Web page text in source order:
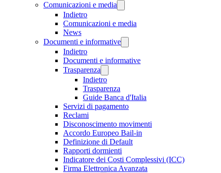
Comunicazioni e media
Indietro
Comunicazioni e media
News
Documenti e informative
Indietro
Documenti e informative
Trasparenza
Indietro
Trasparenza
Guide Banca d'Italia
Servizi di pagamento
Reclami
Disconoscimento movimenti
Accordo Europeo Bail-in
Definizione di Default
Rapporti dormienti
Indicatore dei Costi Complessivi (ICC)
Firma Elettronica Avanzata